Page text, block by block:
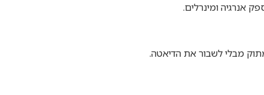
אנרגיה ומינרלים.